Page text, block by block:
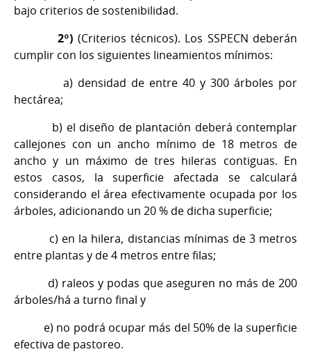
bajo criterios de sostenibilidad.
2º) (Criterios técnicos). Los SSPECN deberán
cumplir con los siguientes lineamientos mínimos:
a) densidad de entre 40 y 300 árboles por
hectárea;
b) el diseño de plantación deberá contemplar
callejones con un ancho mínimo de 18 metros de
ancho y un máximo de tres hileras contiguas. En
estos casos, la superficie afectada se calculará
considerando el área efectivamente ocupada por los
árboles, adicionando un 20 % de dicha superficie;
c) en la hilera, distancias mínimas de 3 metros
entre plantas y de 4 metros entre filas;
d) raleos y podas que aseguren no más de 200
árboles/há a turno final y
e) no podrá ocupar más del 50% de la superficie
efectiva de pastoreo.